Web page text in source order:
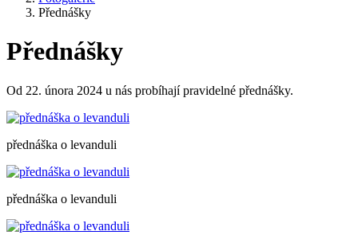
Přednášky
Přednášky
Od 22. února 2024 u nás probíhají pravidelné přednášky.
přednáška o levanduli
přednáška o levanduli